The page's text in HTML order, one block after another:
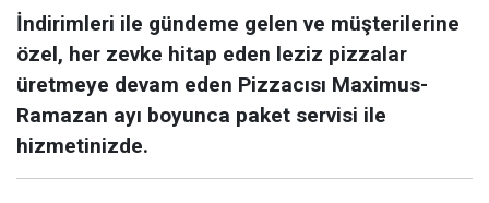
İndirimleri ile gündeme gelen ve müşterilerine
özel, her zevke hitap eden leziz pizzalar
üretmeye devam eden Pizzacısı Maximus-
Ramazan ayı boyunca paket servisi ile
hizmetinizde.